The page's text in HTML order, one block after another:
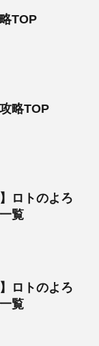
TOP
略TOP
ロトのよろ
覧
ロトのよろ
覧